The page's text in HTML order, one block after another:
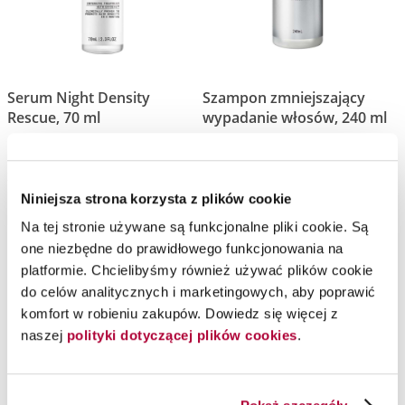
Niniejsza strona korzysta z plików cookie
Na tej stronie używane są funkcjonalne pliki cookie. Są
one niezbędne do prawidłowego funkcjonowania na
platformie. Chcielibyśmy również używać plików cookie
do celów analitycznych i marketingowych, aby poprawić
komfort w robieniu zakupów. Dowiedz się więcej z
naszej polityki dotyczącej plików cookies.
Serum Night Density
Rescue, 70 ml
Nioxin
Szampon zmniejszający
wypadanie włosów, 240 ml
Nioxin
Moja lista życzeń